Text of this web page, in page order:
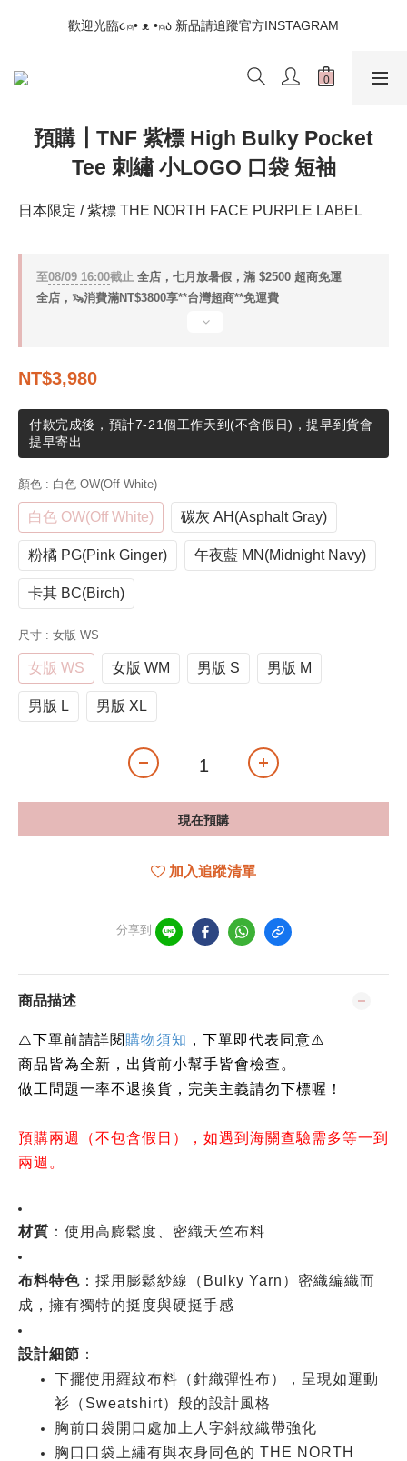
📣如果遇到結帳沒有反應，請另開瀏覽器 (不要直接從ig連結網站
下單)
歡迎光臨૮⍝• ᴥ •⍝ა 新品請追蹤官方INSTAGRAM
📣如果遇到結帳沒有反應，請另開瀏覽器 (不要直接從ig連結網站
預購┃TNF 紫標 High Bulky Pocket
Tee 刺繡 小LOGO 口袋 短袖
日本限定 / 紫標 THE NORTH FACE PURPLE LABEL
至08/09 16:00截止 全店，七月放暑假，滿 $2500 超商免運
全店，🦦消費滿NT$3800享**台灣超商**免運費
NT$3,980
付款完成後，預計7-21個工作天到(不含假日)，提早到貨會
提早寄出
顏色 : 白色 OW(Off White)
白色 OW(Off White) 碳灰 AH(Asphalt Gray)
粉橘 PG(Pink Ginger) 午夜藍 MN(Midnight Navy)
卡其 BC(Birch)
尺寸 : 女版 WS
女版 WS 女版 WM 男版 S 男版 M
男版 L 男版 XL
現在預購
加入追蹤清單
分享到
商品描述
⚠️下單前請詳閱 購物須知 ，下單即代表同意⚠️
商品皆為全新，出貨前小幫手皆會檢查。
做工問題一率不退換貨，完美主義請勿下標喔！
預購兩週（不包含假日），如遇到海關查驗需多等一到
兩週。
材質 ：使用高膨鬆度、密織天竺布料
布料特色 ：採用膨鬆紗線（Bulky Yarn）密織編織而
成，擁有獨特的挺度與硬挺手感
設計細節 ：
下擺使用羅紋布料（針織彈性布），呈現如運動
衫（Sweatshirt）般的設計風格
胸前口袋開口處加上人字斜紋織帶強化
胸口口袋上繡有與衣身同色的 THE NORTH